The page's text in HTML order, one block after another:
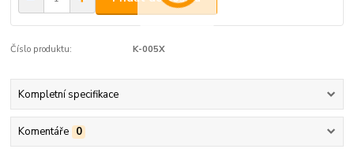
Číslo produktu: K-005X
Kompletní specifikace
Komentáře 0